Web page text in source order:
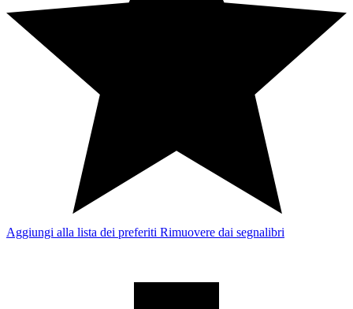
Aggiungi alla lista dei preferiti Rimuovere dai segnalibri